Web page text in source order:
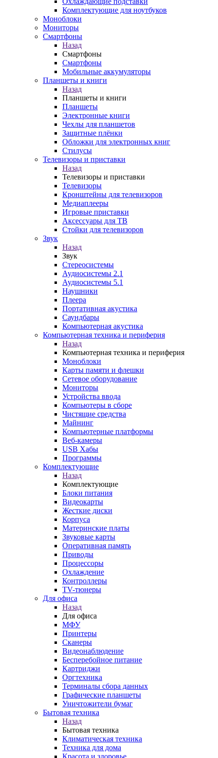
Комплектующие для ноутбуков
Моноблоки
Мониторы
Смартфоны
Назад
Смартфоны
Смартфоны
Мобильные аккумуляторы
Планшеты и книги
Назад
Планшеты и книги
Планшеты
Электронные книги
Чехлы для планшетов
Защитные плёнки
Обложки для электронных книг
Стилусы
Телевизоры и приставки
Назад
Телевизоры и приставки
Телевизоры
Кронштейны для телевизоров
Медиаплееры
Игровые приставки
Аксессуары для ТВ
Стойки для телевизоров
Звук
Назад
Звук
Стереосистемы
Аудиосистемы 2.1
Аудиосистемы 5.1
Наушники
Плеера
Портативная акустика
Саундбары
Компьютерная акустика
Компьютерная техника и периферия
Назад
Компьютерная техника и периферия
Моноблоки
Карты памяти и флешки
Сетевое оборудование
Мониторы
Устройства ввода
Компьютеры в сборе
Чистящие средства
Майнинг
Компьютерные платформы
Веб-камеры
USB Хабы
Программы
Комплектующие
Назад
Комплектующие
Блоки питания
Видеокарты
Жесткие диски
Корпуса
Материнские платы
Звуковые карты
Оперативная память
Приводы
Процессоры
Охлаждение
Контроллеры
TV-тюнеры
Для офиса
Назад
Для офиса
МФУ
Принтеры
Сканеры
Видеонаблюдение
Бесперебойное питание
Картриджи
Оргтехника
Терминалы сбора данных
Графические планшеты
Уничтожители бумаг
Бытовая техника
Назад
Бытовая техника
Климатическая техника
Техника для дома
Красота и здоровье